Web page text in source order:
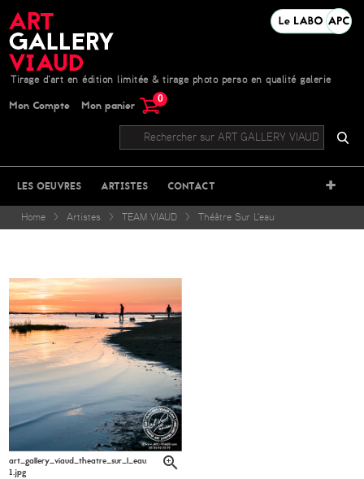
Tirage d'art en édition limitée & tirage photo perso en qualité galerie
Mon Compte Mon panier 0
LES OEUVRES ARTISTES CONTACT +
Home > Artistes > TEAM VIAUD > Théâtre Sur L'eau
art_gallery_viaud_theatre_sur_l_eau_apc_viaud6-
1.jpg